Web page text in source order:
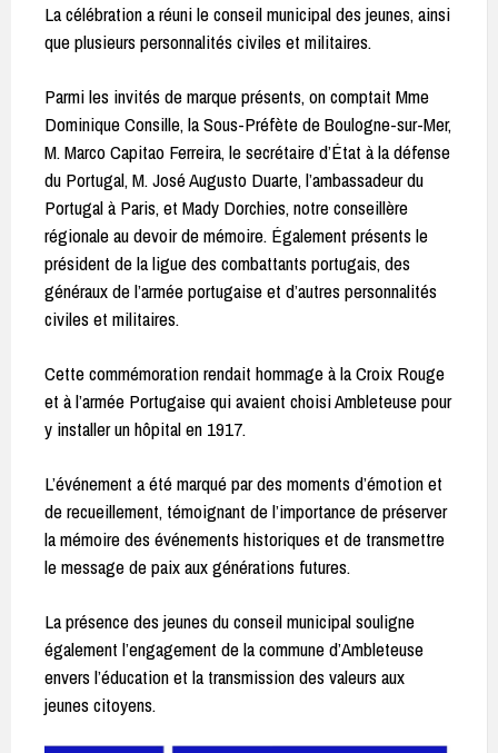
La célébration a réuni le conseil municipal des jeunes, ainsi
que plusieurs personnalités civiles et militaires.
Parmi les invités de marque présents, on comptait Mme
Dominique Consille, la Sous-Préfète de Boulogne-sur-Mer,
M. Marco Capitao Ferreira, le secrétaire d’État à la défense
du Portugal, M. José Augusto Duarte, l’ambassadeur du
Portugal à Paris, et Mady Dorchies, notre conseillère
régionale au devoir de mémoire. Également présents le
président de la ligue des combattants portugais, des
généraux de l’armée portugaise et d’autres personnalités
civiles et militaires.
Cette commémoration rendait hommage à la Croix Rouge
et à l’armée Portugaise qui avaient choisi Ambleteuse pour
y installer un hôpital en 1917.
L’événement a été marqué par des moments d’émotion et
de recueillement, témoignant de l’importance de préserver
la mémoire des événements historiques et de transmettre
le message de paix aux générations futures.
La présence des jeunes du conseil municipal souligne
également l’engagement de la commune d’Ambleteuse
envers l’éducation et la transmission des valeurs aux
jeunes citoyens.